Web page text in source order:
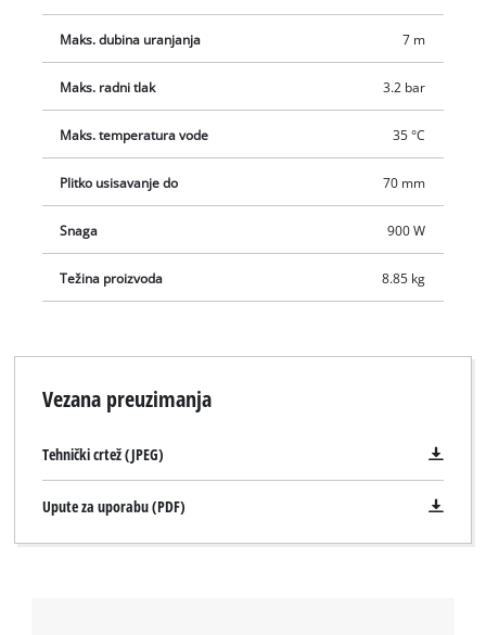
Maks. dubina uranjanja 7 m
Maks. radni tlak 3.2 bar
Maks. temperatura vode 35 °C
Plitko usisavanje do 70 mm
Snaga 900 W
Težina proizvoda 8.85 kg
Vezana preuzimanja
Tehnički crtež (JPEG)
Upute za uporabu (PDF)